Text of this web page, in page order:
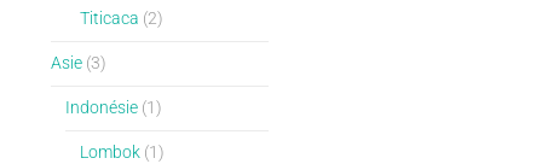
Titicaca (2)
Asie(3)
Indonésie(1)
Lombok(1)